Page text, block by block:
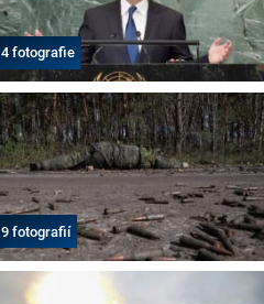
4 fotografie
9 fotografií